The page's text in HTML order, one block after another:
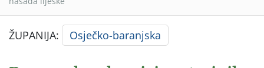
ŽUPANIJA: Osječko-baranjska